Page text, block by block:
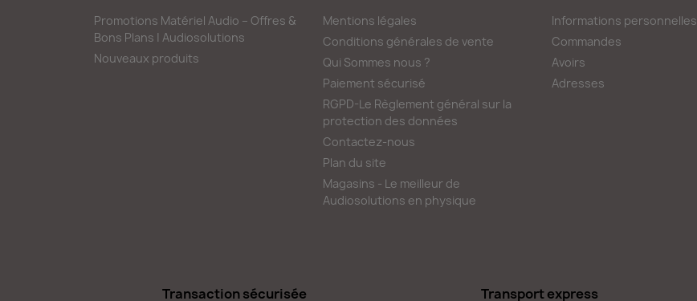
Promotions Matériel Audio – Offres &
Bons Plans | Audiosolutions
Nouveaux produits
Mentions légales
Conditions générales de vente
Qui Sommes nous ?
Paiement sécurisé
RGPD-Le Règlement général sur la
protection des données
Contactez-nous
Plan du site
Magasins - Le meilleur de
Audiosolutions en physique
Informations personnelles
Commandes
Avoirs
Adresses
Transaction sécurisée Transport express